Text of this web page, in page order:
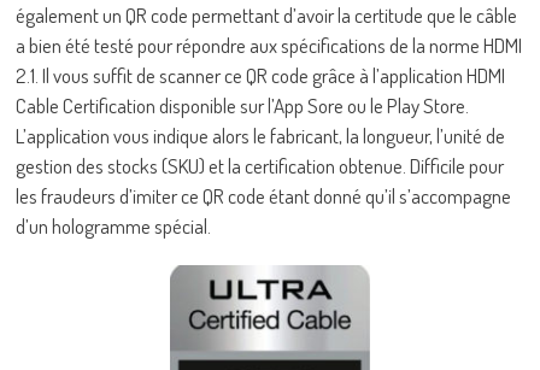
également un QR code permettant d’avoir la certitude que le câble
a bien été testé pour répondre aux spécifications de la norme HDMI
2.1. Il vous suffit de scanner ce QR code grâce à l’application HDMI
Cable Certification disponible sur l’App Sore ou le Play Store.
L’application vous indique alors le fabricant, la longueur, l’unité de
gestion des stocks (SKU) et la certification obtenue. Difficile pour
les fraudeurs d’imiter ce QR code étant donné qu’il s’accompagne
d’un hologramme spécial.